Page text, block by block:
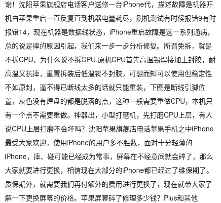
谢！沈阳苹果旗舰店电话客户送修一台iPhone代，描述故障是机器开
机白苹果重启一直反复直到机器电量耗尽，刷机测试有时候报错9有时
报错14，现在机器是数据线状态，iPhone重启故障是这一系列通病，
总的说是摔的原因引起，我们来一步一步分析修复。所谓免拆，就是
不拆CPU，为什么说不拆CPU,原机CPU首先高温锡焊接加上封胶，耐
高温又抗摔，重置拆装后低温锡不封胶，可想而知可以使用但稳定性
不如原封，逼不得已断线太多的话就只能重装，下图是断线引脚位
置，灰色没有焊盘的都是脱落的点，这种一般需要重做CPU，本机只
有一个点不需要重做。神器出，小型打磨机，先打磨CPU上层，有人
说CPU上层打磨不会坏吗？沈阳苹果旗舰店电话苹果手机之中iPhone
最受大家欢迎，使用iPhone的用户多不胜数，面对十分轻薄的
iPhone，摔、碰可能已经成为常事，屏幕在不经意间就会碎了，那么
大家就要进行更换，相信现在大部分的iPhone都已经过了维保期了。
质保期外，就需要我们再付额外的费用进行更换了，现在就带大家了
解一下更换屏幕的价格。苹果屏幕碎了修理多少钱？Plus和其他